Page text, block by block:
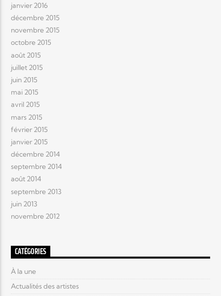
janvier 2016
décembre 2015
novembre 2015
octobre 2015
août 2015
juillet 2015
juin 2015
mai 2015
avril 2015
mars 2015
février 2015
janvier 2015
décembre 2014
septembre 2014
août 2014
septembre 2013
juin 2013
novembre 2012
CATÉGORIES
À la une
Actualités des artistes